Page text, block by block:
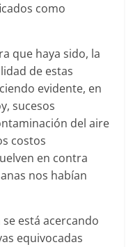
como
que haya sido, la
de estas
evidente, en
sucesos
del aire
costos
en contra
nos habían
está acercando
equivocadas